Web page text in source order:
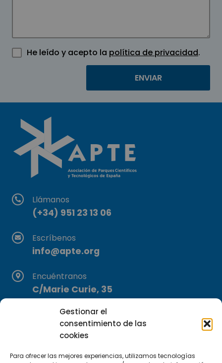
Gestionar el
consentimiento de las
cookies
Para ofrecer las mejores experiencias, utilizamos tecnologías
He leído y acepto la política de privacidad.
Llámanos
(+34) 951 23 13 06
Escríbenos
info@apte.org
Encuéntranos
C/Marie Curie, 35